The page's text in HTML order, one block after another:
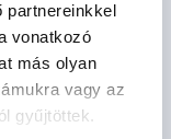
partnereinkkel
vonatkozó
más olyan
vagy az
gyűjtöttek.
utca 23
1 - 4 szoba